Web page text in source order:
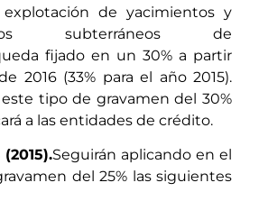
de yacimientos y
subterráneos de
fijado en un 30% a partir
2016 (33% para el año 2015).
tipo de gravamen del 30%
a las entidades de crédito.
Seguirán aplicando en el
del 25% las siguientes